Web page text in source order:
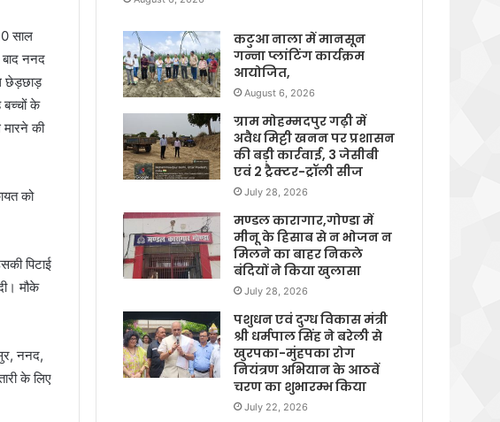
साल
बाद ननद
छेड़छाड़
बच्चों के
की
को
पिटाई
मौके
ननद,
के लिए
कटुआ नाला में मानसून
गन्ना प्लांटिंग कार्यक्रम
आयोजित,
August 6, 2026
ग्राम मोहम्मदपुर गढ़ी में
अवैध मिट्टी खनन पर प्रशासन
की बड़ी कार्रवाई, 3 जेसीबी
एवं 2 ट्रैक्टर-ट्रॉली सीज
July 28, 2026
मण्डल कारागार,गोण्डा में
मीनू के हिसाब से न भोजन न
मिलने का बाहर निकले
बंदियों ने किया खुलासा
July 28, 2026
पशुधन एवं दुग्ध विकास मंत्री
श्री धर्मपाल सिंह ने बरेली से
खुरपका-मुंहपका रोग
नियंत्रण अभियान के आठवें
चरण का शुभारम्भ किया
July 22, 2026